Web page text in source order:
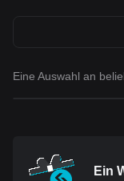
Eine Auswahl an
Ein